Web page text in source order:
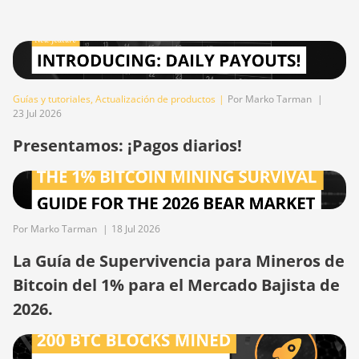
S17 Pro (50Th)
BITMAIN AntMiner
S19
BITMAIN AntMiner
S19 Pro
BITMAIN AntMiner
S19 Pro Hyd.
BITMAIN AntMiner
S19 Pro+ Hyd
BITMAIN AntMiner
Guías y tutoriales, Actualización de productos | Por Marko Tarman |
23 Jul 2026
Presentamos: ¡Pagos diarios!
Por Marko Tarman | 18 Jul 2026
La Guía de Supervivencia para Mineros de
Bitcoin del 1% para el Mercado Bajista de
2026.